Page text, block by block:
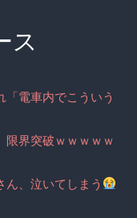
ス
「電車内でこういう
限界突破ｗｗｗｗｗ
ん、泣いてしまう